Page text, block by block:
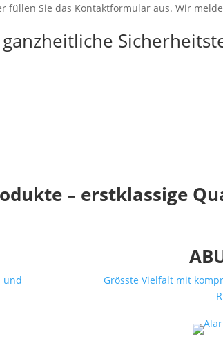
Sie das Kontaktformular aus. Wir
– erstklassige
und
Grösste Vielfalt mit